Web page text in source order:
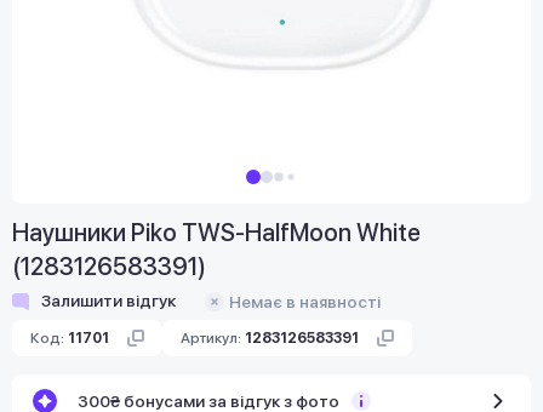
Наушники Piko TWS-HalfMoon White
(1283126583391)
Залишити відгук Немає в наявності
Код: 11701 Артикул: 1283126583391
300₴ бонусами за відгук з фото